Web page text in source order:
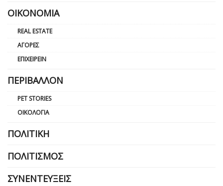
ΟΙΚΟΝΟΜΊΑ
REAL ESTATE
ΑΓΟΡΈΣ
ΕΠΙΧΕΙΡΕΊΝ
ΠΕΡΙΒΆΛΛΟΝ
PET STORIES
ΟΙΚΟΛΟΓΊΑ
ΠΟΛΙΤΙΚΉ
ΠΟΛΙΤΙΣΜΌΣ
ΣΥΝΕΝΤΕΎΞΕΙΣ